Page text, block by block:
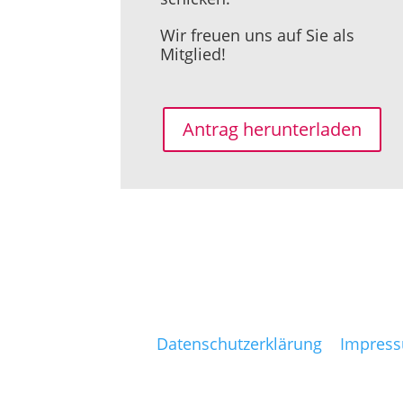
Wir freuen uns auf Sie als
Mitglied!
Antrag herunterladen
Datenschutzerklärung